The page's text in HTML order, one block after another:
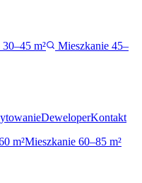
m²
Mieszkanie 45–
DeweloperKontakt
m²Mieszkanie 60–85 m²